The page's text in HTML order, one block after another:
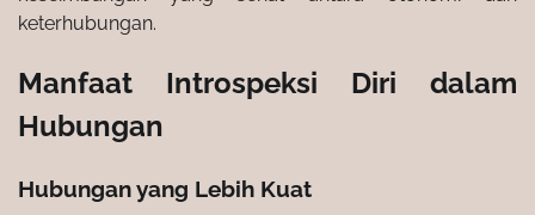
keterhubungan.
Manfaat Introspeksi Diri dalam
Hubungan
Hubungan yang Lebih Kuat